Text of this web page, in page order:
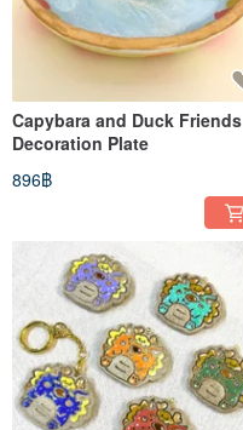
Capybara and Duck Friends
Decoration Plate
896฿